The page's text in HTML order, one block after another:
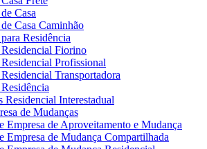
Casa
Casa Caminhão
Residência
Fiorino
Profissional
Transportadora
Residencial Interestadual
de Mudanças
Empresa de Aproveitamento e Mudança
Empresa de Mudança Compartilhada